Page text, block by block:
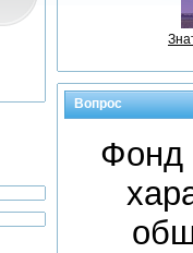
Вопрос
Фонд